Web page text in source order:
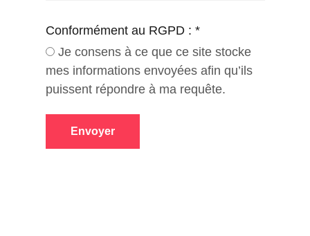
Conformément au RGPD : *
Je consens à ce que ce site stocke
mes informations envoyées afin qu’ils
puissent répondre à ma requête.
Envoyer